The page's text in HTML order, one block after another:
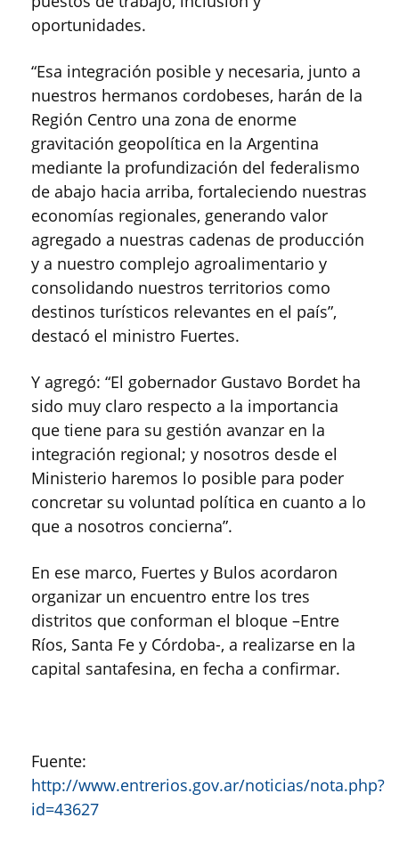
oportunidades.
“Esa integración posible y necesaria, junto a
nuestros hermanos cordobeses, harán de la
Región Centro una zona de enorme
gravitación geopolítica en la Argentina
mediante la profundización del federalismo
de abajo hacia arriba, fortaleciendo nuestras
economías regionales, generando valor
agregado a nuestras cadenas de producción
y a nuestro complejo agroalimentario y
consolidando nuestros territorios como
destinos turísticos relevantes en el país”,
destacó el ministro Fuertes.
Y agregó: “El gobernador Gustavo Bordet ha
sido muy claro respecto a la importancia
que tiene para su gestión avanzar en la
integración regional; y nosotros desde el
Ministerio haremos lo posible para poder
concretar su voluntad política en cuanto a lo
que a nosotros concierna”.
En ese marco, Fuertes y Bulos acordaron
organizar un encuentro entre los tres
distritos que conforman el bloque –Entre
Ríos, Santa Fe y Córdoba-, a realizarse en la
capital santafesina, en fecha a confirmar.
Fuente:
http://www.entrerios.gov.ar/noticias/nota.php?
id=43627